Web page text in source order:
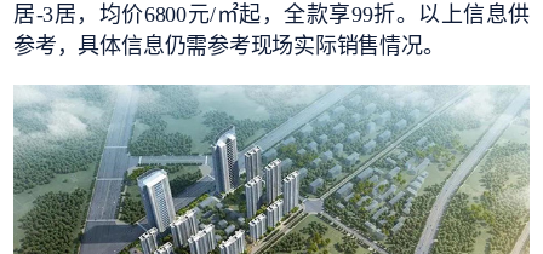
居-3居，均价6800元/㎡起，全款享99折。以上信息供
参考，具体信息仍需参考现场实际销售情况。